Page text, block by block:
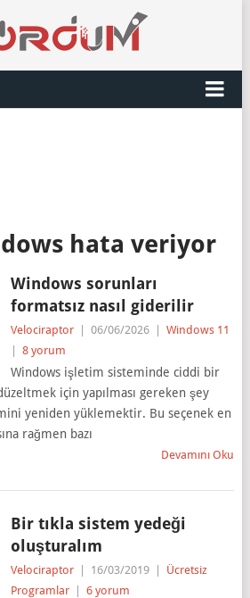
hata veriyor
Windows sorunları
formatsız nasıl giderilir
Velociraptor 06/06/2026
Windows 11
8 yorum
Windows işletim sisteminde ciddi bir
için yapılması gereken şey
yeniden yüklemektir. Bu seçenek en
rağmen bazı
Devamını Oku
Bir tıkla sistem yedeği
oluşturalım
Velociraptor 16/03/2019
Ücretsiz
Programlar
6 yorum